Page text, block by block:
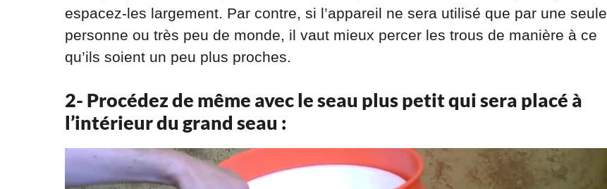
espacez-les largement. Par contre, si l’appareil ne sera utilisé que par une seule
personne ou très peu de monde, il vaut mieux percer les trous de manière à ce
qu’ils soient un peu plus proches.
2- Procédez de même avec le seau plus petit qui sera placé à
l’intérieur du grand seau :